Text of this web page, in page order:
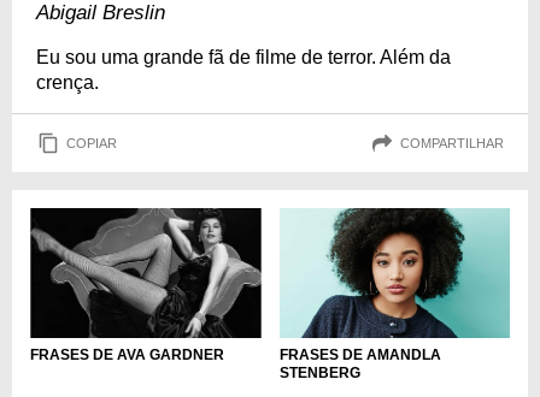
Abigail Breslin
Eu sou uma grande fã de filme de terror. Além da
crença.
COPIAR COMPARTILHAR
FRASES DE AVA GARDNER
FRASES DE AMANDLA
STENBERG